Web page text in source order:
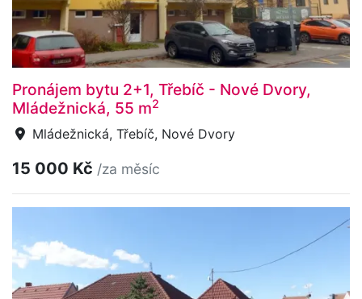
Pronájem bytu 2+1, Třebíč - Nové Dvory,
Mládežnická, 55 m2
Mládežnická, Třebíč, Nové Dvory
15 000 Kč /za měsíc